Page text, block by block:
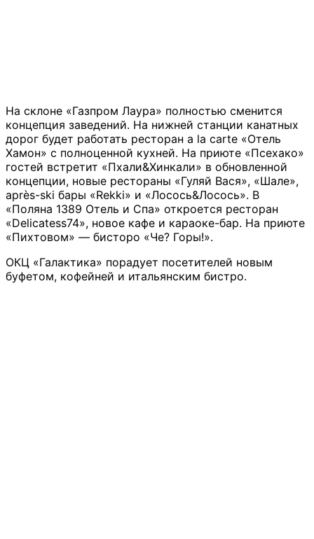
На склоне «Газпром Лаура» полностью сменится
концепция заведений. На нижней станции канатных
дорог будет работать ресторан a la carte «Отель
Хамон» с полноценной кухней. На приюте «Псехако»
гостей встретит «Пхали&Хинкали» в обновленной
концепции, новые рестораны «Гуляй Вася», «Шале»,
après-ski бары «Rekki» и «Лосось&Лосось». В
«Поляна 1389 Отель и Спа» откроется ресторан
«Delicatess74», новое кафе и караоке-бар. На приюте
«Пихтовом» — бисторо «Че? Горы!».
ОКЦ «Галактика» порадует посетителей новым
буфетом, кофейней и итальянским бистро.